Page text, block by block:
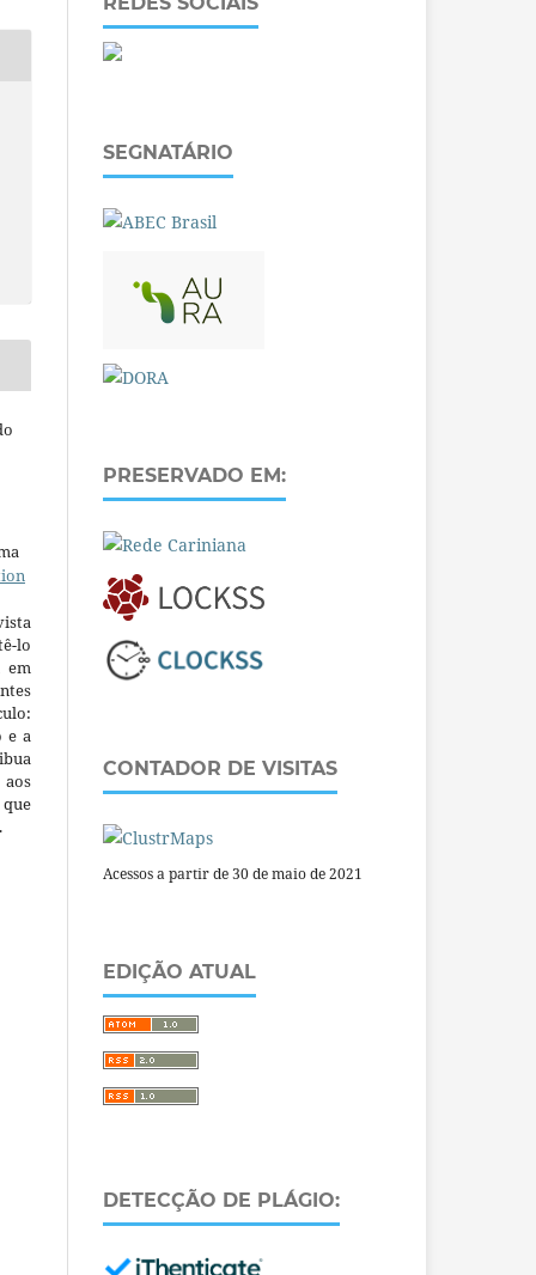
lo
em
e a
SEGNATÁRIO
PRESERVADO EM:
CONTADOR DE VISITAS
Acessos a partir de 30 de maio de 2021
EDIÇÃO ATUAL
DETECÇÃO DE PLÁGIO: